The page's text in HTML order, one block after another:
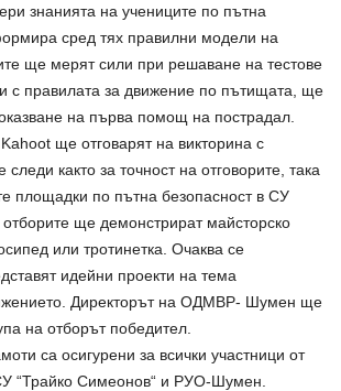
знанията на учениците по пътна
сред тях правилни модели на
ще мерят сили при решаване на тестове
с правилата за движение по пътищата, ще
на първа помощ на пострадал.
ще отговарят на викторина с
както за точност на отговорите, така
площадки по пътна безопасност в СУ
ще демонстрират майсторско
или тротинетка. Очаква се
идейни проекти на тема
Директорът на ОДМВР- Шумен ще
на отборът победител.
са осигурени за всички участници от
“Трайко Симеонов“ и РУО-Шумен.